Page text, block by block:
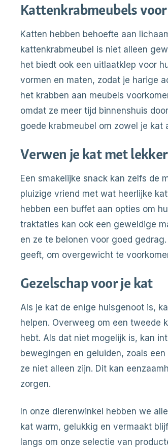
Kattenkrabmeubels
Katten hebben behoefte aan
kattenkrabmeubel is niet alleen
het biedt ook een uitlaatklep voor
vormen en maten, zodat je harige
het krabben aan meubels
omdat ze meer tijd binnenshuis
goede krabmeubel om zowel je kat
Verwen je kat met
Een smakelijke snack kan zelfs de
pluizige vriend met wat heerlijke
hebben een buffet aan opties om
traktaties kan ook een geweldige
en ze te belonen voor goed
geeft, om overgewicht te
Gezelschap voor je kat
Als je kat de enige huisgenoot is,
helpen. Overweeg om een tweede
hebt. Als dat niet mogelijk is, kan
bewegingen en geluiden, zoals
ze niet alleen zijn. Dit kan
zorgen.
In onze dierenwinkel hebben we
kat warm, gelukkig en vermaakt
langs om onze selectie van